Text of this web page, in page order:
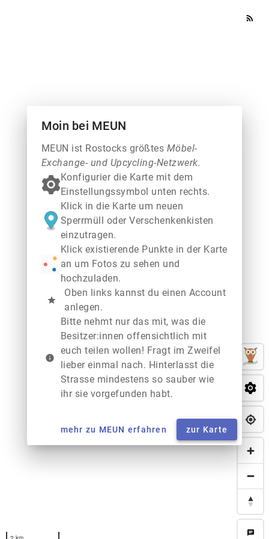
rss_feed
chat
Moin bei MEUN
MEUN ist Rostocks größtes Möbel-
Exchange- und Upcycling-Netzwerk.
Konfigurier die Karte mit dem
Einstellungssymbol unten rechts.
Klick in die Karte um neuen
Sperrmüll oder Verschenkenkisten
einzutragen.
Klick existierende Punkte in der Karte
an um Fotos zu sehen und
hochzuladen.
star
Oben links kannst du einen Account
anlegen.
info
Bitte nehmt nur das mit, was die
Besitzer:innen offensichtlich mit
euch teilen wollen! Fragt im Zweifel
lieber einmal nach. Hinterlasst die
Strasse mindestens so sauber wie
ihr sie vorgefunden habt.
mehr zu MEUN erfahren zur Karte